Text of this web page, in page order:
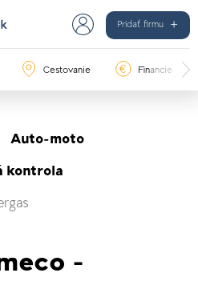
Pridať firmu
Cestovanie Financie
Auto-moto
kontrola
-